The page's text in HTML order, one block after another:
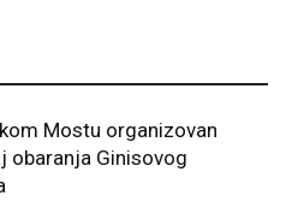
Mostu organizovan
obaranja Ginisovog